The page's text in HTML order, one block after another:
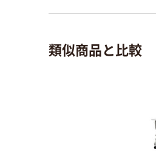
類似商品と比較